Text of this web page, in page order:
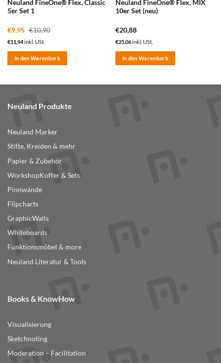
Neuland FineOne® Flex, Classic
5er Set 1
€9,95 €10,90
€11,94inkl. USt.
In den Warenkorb
Neuland FineOne® Flex, MIX
10er Set (neu)
€20,88
€25,06inkl. USt.
In den Warenkorb
Neuland Produkte
Neuland Marker
Stifte, Kreiden & mehr
Papier & Zubehör
WorkshopKoffer & Sets
Pinnwände
Flipcharts
GraphicWalls
Whiteboards
Funktionsmöbel & more
Neuland Literatur & Tools
Books & KnowHow
Visualisierung
Sketchnoting
Moderation – Facilitation